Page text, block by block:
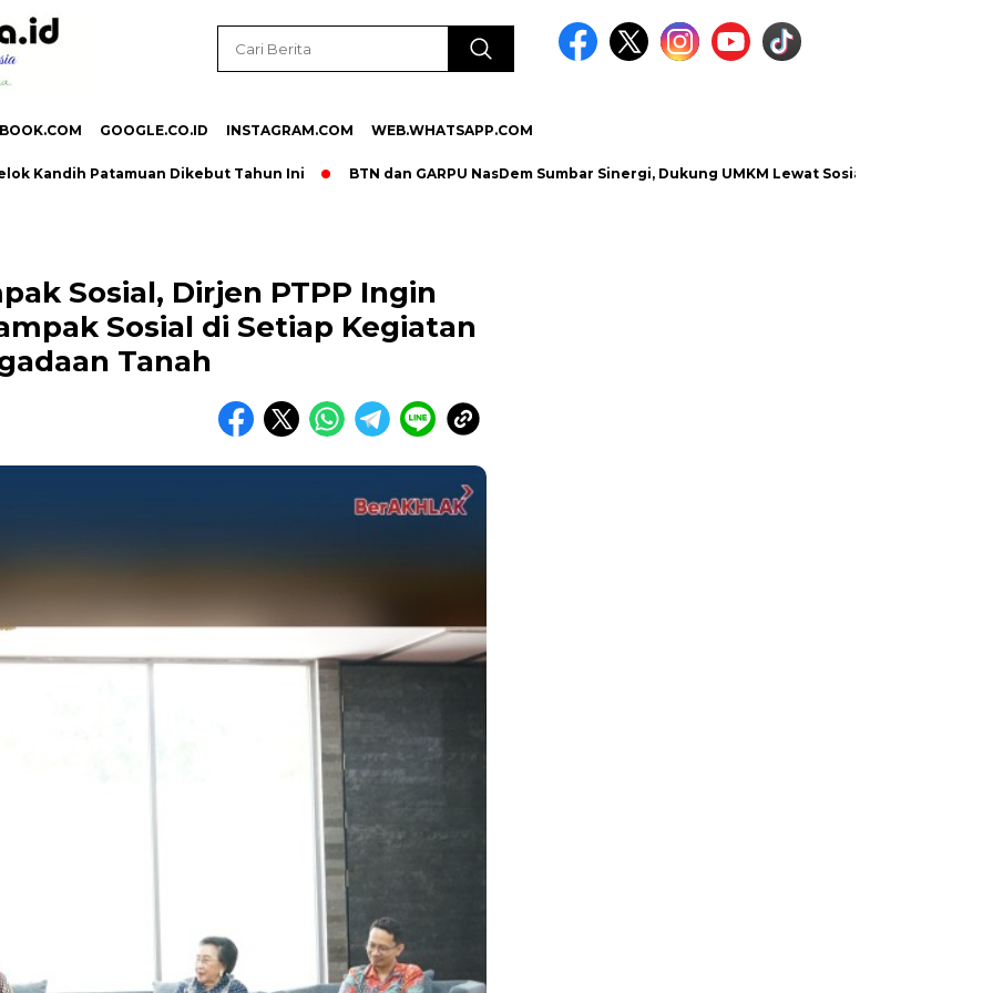
GOOGLE.CO.ID INSTAGRAM.COM WEB.WHATSAPP.COM
Patamuan Dikebut Tahun Ini BTN dan GARPU NasDem Sumbar Sinergi, Dukung UMKM Lewat Sosialisasi Program Unggulan
Sosial, Dirjen PTPP Ingin
Sosial di Setiap Kegiatan
Tanah